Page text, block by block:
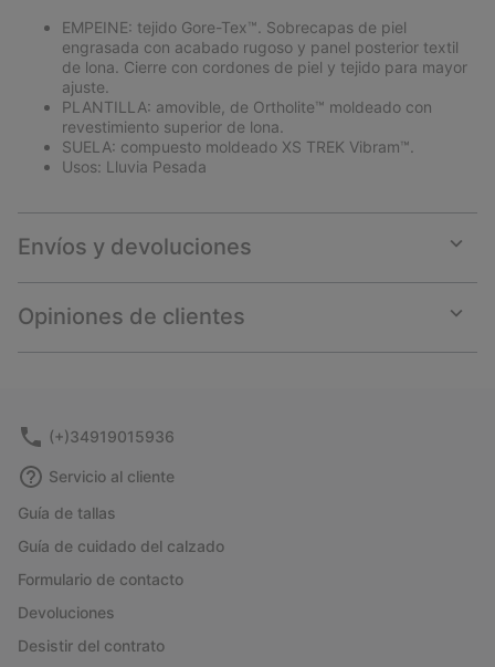
EMPEINE: tejido Gore-Tex™. Sobrecapas de piel
engrasada con acabado rugoso y panel posterior textil
de lona. Cierre con cordones de piel y tejido para mayor
ajuste.
PLANTILLA: amovible, de Ortholite™ moldeado con
revestimiento superior de lona.
SUELA: compuesto moldeado XS TREK Vibram™.
Usos: Lluvia Pesada
Envíos y devoluciones
or
Opiniones de clientes
or
(+)34919015936
Servicio al cliente
Guía de tallas
Guía de cuidado del calzado
Formulario de contacto
Devoluciones
Desistir del contrato